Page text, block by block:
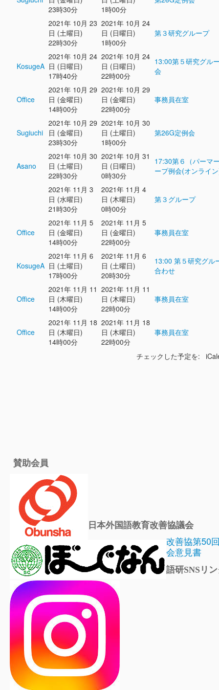
23時30分
1時00分
2021年 10月 23
日 (土曜日)
22時30分
2021年 10月 24
日 (日曜日)
1時00分
第３研究グループ
KosugeA
2021年 10月 24
日 (日曜日)
17時40分
2021年 10月 24
日 (日曜日)
22時00分
13:00第５研究グル
会
Office
2021年 10月 29
日 (金曜日)
14時00分
2021年 10月 29
日 (金曜日)
22時00分
事務員在室
Sugiuchi
2021年 10月 29
日 (金曜日)
23時30分
2021年 10月 30
日 (土曜日)
1時00分
第26G定例会
Asano
2021年 10月 30
日 (土曜日)
22時30分
2021年 10月 31
日 (日曜日)
0時30分
17:30第６（パーマ
ープ例会(オンライ
2021年 11月 3
日 (水曜日)
21時30分
2021年 11月 4
日 (木曜日)
0時00分
第３グループ
Office
2021年 11月 5
日 (金曜日)
14時00分
2021年 11月 5
日 (金曜日)
22時00分
事務員在室
KosugeA
2021年 11月 6
日 (土曜日)
17時00分
2021年 11月 6
日 (土曜日)
20時30分
13:00 第５研究グル
合わせ
Office
2021年 11月 11
日 (木曜日)
14時00分
2021年 11月 11
日 (木曜日)
22時00分
事務員在室
Office
2021年 11月 18
日 (木曜日)
14時00分
2021年 11月 18
日 (木曜日)
22時00分
事務員在室
チェックした予定を:
賛助会員
日本外国語教育改善協議会
改善協第50
会意見書
語研SNSリ